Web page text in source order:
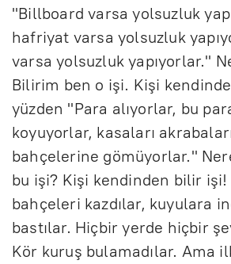
"Billboard varsa yolsuzluk
hafriyat varsa yolsuzluk
varsa yolsuzluk yapıyorlar."
Bilirim ben o işi. Kişi
yüzden "Para alıyorlar, bu
koyuyorlar, kasaları
bahçelerine gömüyorlar."
bu işi? Kişi kendinden bilir işi!
bahçeleri kazdılar, kuyulara
bastılar. Hiçbir yerde hiçbir
Kör kuruş bulamadılar. Ama